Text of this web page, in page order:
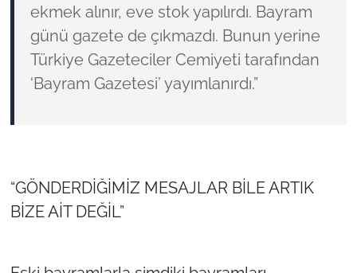
ekmek alınır, eve stok yapılırdı. Bayram
günü gazete de çıkmazdı. Bunun yerine
Türkiye Gazeteciler Cemiyeti tarafından
‘Bayram Gazetesi’ yayımlanırdı.”
“GÖNDERDİĞİMİZ MESAJLAR BİLE ARTIK
BİZE AİT DEĞİL”